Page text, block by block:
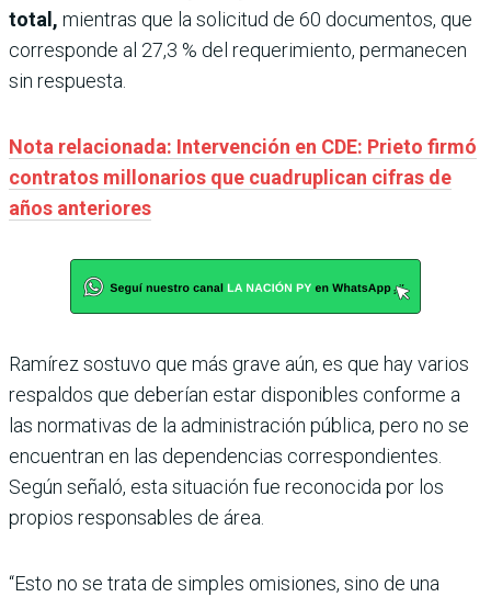
total, mientras que la solicitud de 60 documentos, que
corresponde al 27,3 % del requerimiento, permanecen
sin respuesta.
Nota relacionada: Intervención en CDE: Prieto firmó
contratos millonarios que cuadruplican cifras de
años anteriores
Ramírez sostuvo que más grave aún, es que hay varios
respaldos que deberían estar disponibles conforme a
las normativas de la administración pública, pero no se
encuentran en las dependencias correspondientes.
Según señaló, esta situación fue reconocida por los
propios responsables de área.
“Esto no se trata de simples omisiones, sino de una